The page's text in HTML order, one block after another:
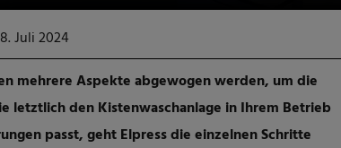
Juli 2024
mehrere Aspekte abgewogen werden, um die
letztlich denKistenwaschanlage in Ihrem Betrieb
passt, geht Elpress die einzelnen Schritte